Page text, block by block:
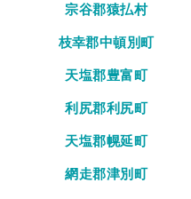
宗谷郡猿払村
枝幸郡中頓別町
天塩郡豊富町
利尻郡利尻町
天塩郡幌延町
網走郡津別町